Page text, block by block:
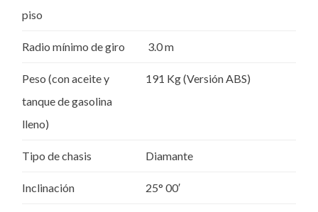
piso
Radio mínimo de giro 3.0 m
Peso (con aceite y
tanque de gasolina
lleno)
191 Kg (Versión ABS)
Tipo de chasis Diamante
Inclinación 25° 00′